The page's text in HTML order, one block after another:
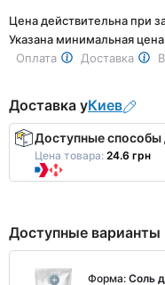
Цена действительна при
Указана минимальная
Оплата
Доставка
Доставка уКиев
Доступные способы
Цена товара: 24.6 грн
Доступные варианты
Форма: Соль